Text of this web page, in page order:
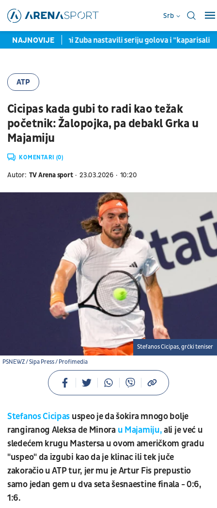
Srb
NAJNOVIJE
Sek i efikasni Zuba nastavili seriju golova i "kaparisali"
ATP
Cicipas kada gubi to radi kao težak
početnik: Žalopojka, pa debakl Grka u
Majamiju
KOMENTARI (0)
Autor: TV Arena sport 23.03.2026 10:20
PSNEWZ / Sipa Press / Profimedia
Stefanos Cicipas, grčki teniser
Stefanos Cicipas uspeo je da šokira mnogo bolje
rangiranog Aleksa de Minorau Majamiju,ali je već u
sledećem krugu Mastersa u ovom američkom gradu
"uspeo" da izgubi kao da je klinac ili tek juče
zakoračio u ATP tur, jer mu je Artur Fis prepustio
samo jedan gem u dva seta šesnaestine finala - 0:6,
1:6.